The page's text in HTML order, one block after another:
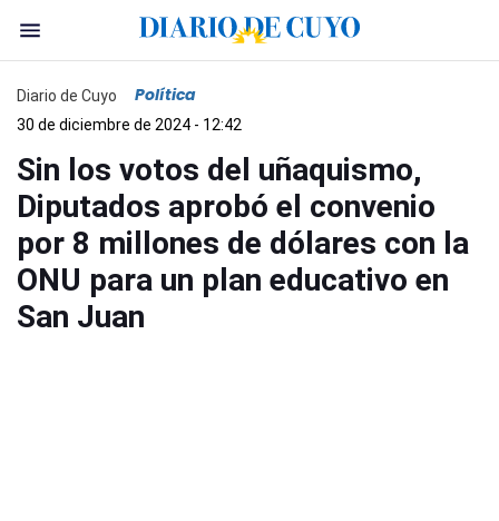
Diario de Cuyo Política
30 de diciembre de 2024 - 12:42
Sin los votos del uñaquismo,
Diputados aprobó el convenio
por 8 millones de dólares con la
ONU para un plan educativo en
San Juan